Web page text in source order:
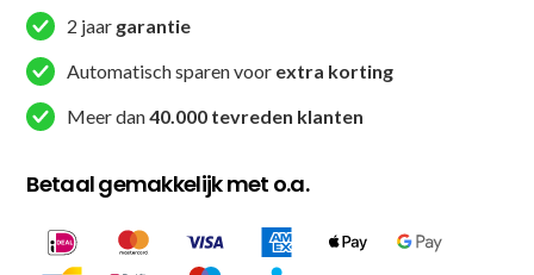
2 jaar garantie
Automatisch sparen voor extra korting
Meer dan40.000 tevreden klanten
Betaal gemakkelijk met o.a.